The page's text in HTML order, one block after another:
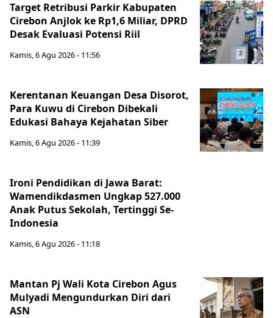
Target Retribusi Parkir Kabupaten
Cirebon Anjlok ke Rp1,6 Miliar, DPRD
Desak Evaluasi Potensi Riil
Kamis, 6 Agu 2026 - 11:56
Kerentanan Keuangan Desa Disorot,
Para Kuwu di Cirebon Dibekali
Edukasi Bahaya Kejahatan Siber
Kamis, 6 Agu 2026 - 11:39
Ironi Pendidikan di Jawa Barat:
Wamendikdasmen Ungkap 527.000
Anak Putus Sekolah, Tertinggi Se-
Indonesia
Kamis, 6 Agu 2026 - 11:18
Mantan Pj Wali Kota Cirebon Agus
Mulyadi Mengundurkan Diri dari
ASN